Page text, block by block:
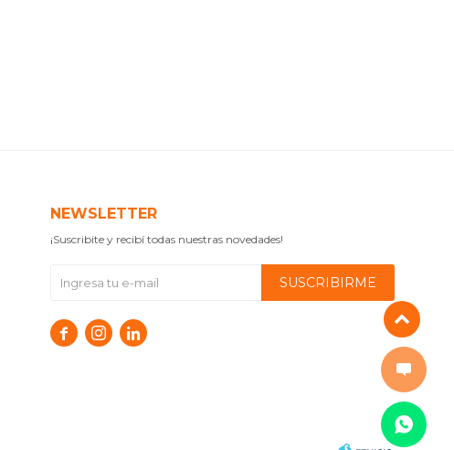
NEWSLETTER
¡Suscribite y recibí todas nuestras novedades!
SUSCRIBIRME
  